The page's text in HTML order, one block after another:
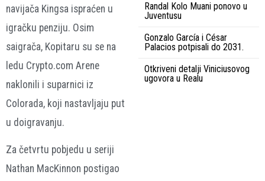
navijača Kingsa ispraćen u
igračku penziju. Osim
saigrača, Kopitaru su se na
ledu Crypto.com Arene
naklonili i suparnici iz
Colorada, koji nastavljaju put
u doigravanju.
Za četvrtu pobjedu u seriji
Nathan MacKinnon postigao
Randal Kolo Muani ponovo u
Juventusu
Gonzalo García i César
Palacios potpisali do 2031.
Otkriveni detalji Viniciusovog
ugovora u Realu